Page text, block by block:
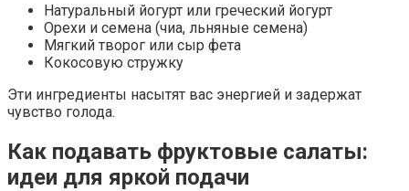
Натуральный йогурт или греческий йогурт
Орехи и семена (чиа, льняные семена)
Мягкий творог или сыр фета
Кокосовую стружку
Эти ингредиенты насытят вас энергией и задержат
чувство голода.
Как подавать фруктовые салаты:
идеи для яркой подачи